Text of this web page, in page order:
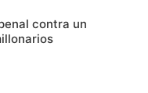
contra un